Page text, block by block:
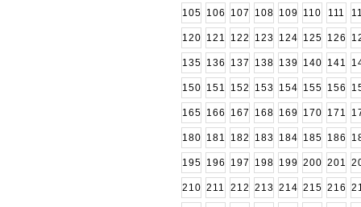
105 106 107 108 109 110 111
120 121 122 123 124 125 126
135 136 137 138 139 140 141
150 151 152 153 154 155 156
165 166 167 168 169 170 171
180 181 182 183 184 185 186
195 196 197 198 199 200 201
210 211 212 213 214 215 216